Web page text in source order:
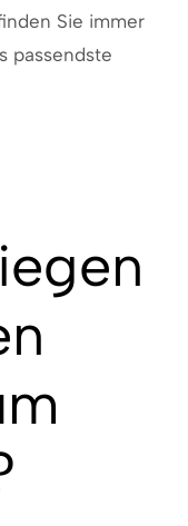
Sie immer
passendste